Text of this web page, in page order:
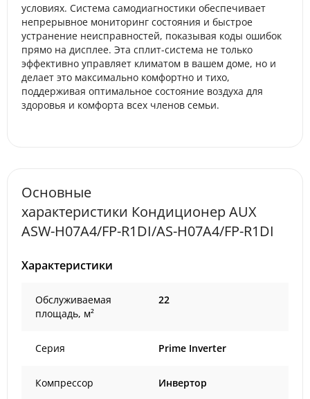
условиях. Система самодиагностики обеспечивает
непрерывное мониторинг состояния и быстрое
устранение неисправностей, показывая коды ошибок
прямо на дисплее. Эта сплит-система не только
эффективно управляет климатом в вашем доме, но и
делает это максимально комфортно и тихо,
поддерживая оптимальное состояние воздуха для
здоровья и комфорта всех членов семьи.
Основные
характеристики Кондиционер AUX
ASW-H07A4/FP-R1DI/AS-H07A4/FP-R1DI
Характеристики
Обслуживаемая
площадь, м²
22
Серия Prime Inverter
Компрессор Инвертор